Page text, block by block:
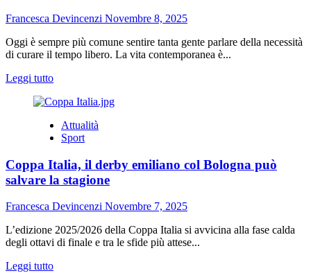
l’intelligenza
artificiale
incontra
l’astrologia
Francesca Devincenzi Novembre 8, 2025
Oggi è sempre più comune sentire tanta gente parlare della necessità
di curare il tempo libero. La vita contemporanea è...
Leggi tuttoLeggi
più
Tempo
libero:
sono
oggi
le
attività
preferite
dagli
italiani?
Attualità
Sport
Coppa Italia, il derby emiliano col Bologna può
salvare la stagione
Francesca Devincenzi Novembre 7, 2025
L’edizione 2025/2026 della Coppa Italia si avvicina alla fase calda
degli ottavi di finale e tra le sfide più attese...
Leggi tuttoLeggi